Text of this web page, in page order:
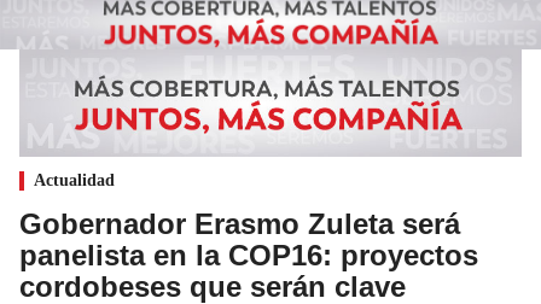
Actualidad
Gobernador Erasmo Zuleta será
panelista en la COP16: proyectos
cordobeses que serán clave